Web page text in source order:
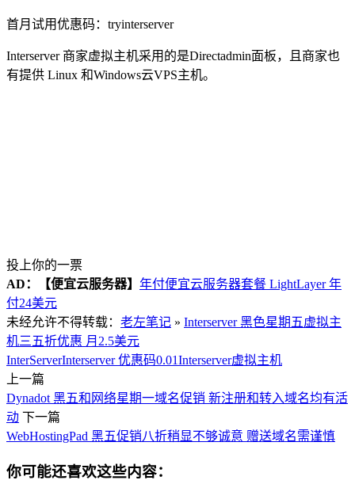
首月试用优惠码： tryinterserver
Interserver 商家虚拟主机采用的是Directadmin面板，且商家也
有提供 Linux 和Windows云VPS主机。
投上你的一票
AD：
【便宜云服务器】 年付便宜云服务器套餐 LightLayer 年
付24美元
未经允许不得转载： 老左笔记 » Interserver 黑色星期五虚拟主
机三五折优惠 月2.5美元
InterServerInterserver 优惠码0.01Interserver虚拟主机
上一篇
Dynadot 黑五和网络星期一域名促销 新注册和转入域名均有活
动 下一篇
WebHostingPad 黑五促销八折稍显不够诚意 赠送域名需谨慎
你可能还喜欢这些内容：